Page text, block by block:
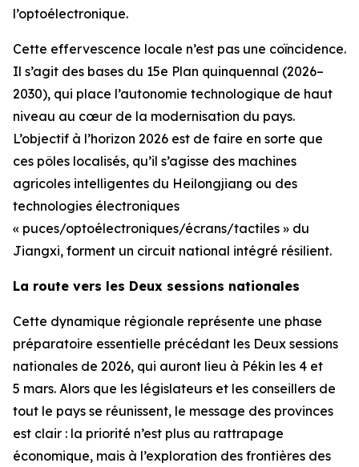
l’optoélectronique.
Cette effervescence locale n’est pas une coïncidence.
Il s’agit des bases du 15e Plan quinquennal (2026–
2030), qui place l’autonomie technologique de haut
niveau au cœur de la modernisation du pays.
L’objectif à l’horizon 2026 est de faire en sorte que
ces pôles localisés, qu’il s’agisse des machines
agricoles intelligentes du Heilongjiang ou des
technologies électroniques
« puces/optoélectroniques/écrans/tactiles » du
Jiangxi, forment un circuit national intégré résilient.
La route vers les Deux sessions nationales
Cette dynamique régionale représente une phase
préparatoire essentielle précédant les Deux sessions
nationales de 2026, qui auront lieu à Pékin les 4 et
5 mars. Alors que les législateurs et les conseillers de
tout le pays se réunissent, le message des provinces
est clair : la priorité n’est plus au rattrapage
économique, mais à l’exploration des frontières des